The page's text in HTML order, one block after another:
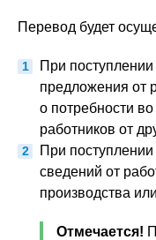
Перевод будет
При поступлении
предложения от
о потребности
работников от
При поступлении
сведений от
производства
Отмечается!